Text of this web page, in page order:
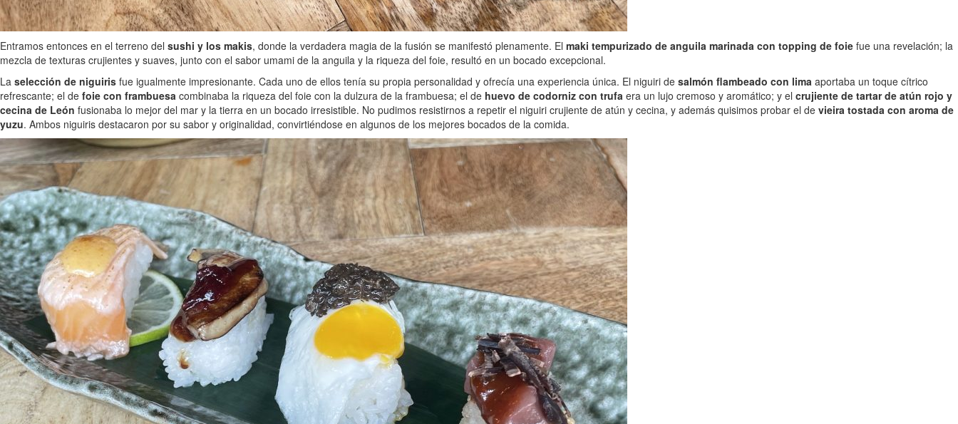
Entramos entonces en el terreno del sushi y los makis, donde la verdadera magia de la fusión se manifestó plenamente. El maki tempurizado de anguila marinada con topping de foie fue una revelación; la
mezcla de texturas crujientes y suaves, junto con el sabor umami de la anguila y la riqueza del foie, resultó en un bocado excepcional.
La selección de niguiris fue igualmente impresionante. Cada uno de ellos tenía su propia personalidad y ofrecía una experiencia única. El niguiri de salmón flambeado con lima aportaba un toque cítrico
refrescante; el de foie con frambuesa combinaba la riqueza del foie con la dulzura de la frambuesa; el de huevo de codorniz con trufa era un lujo cremoso y aromático; y el crujiente de tartar de atún rojo y
cecina de León fusionaba lo mejor del mar y la tierra en un bocado irresistible. No pudimos resistirnos a repetir el niguiri crujiente de atún y cecina, y además quisimos probar el de vieira tostada con aroma de
yuzu. Ambos niguiris destacaron por su sabor y originalidad, convirtiéndose en algunos de los mejores bocados de la comida.